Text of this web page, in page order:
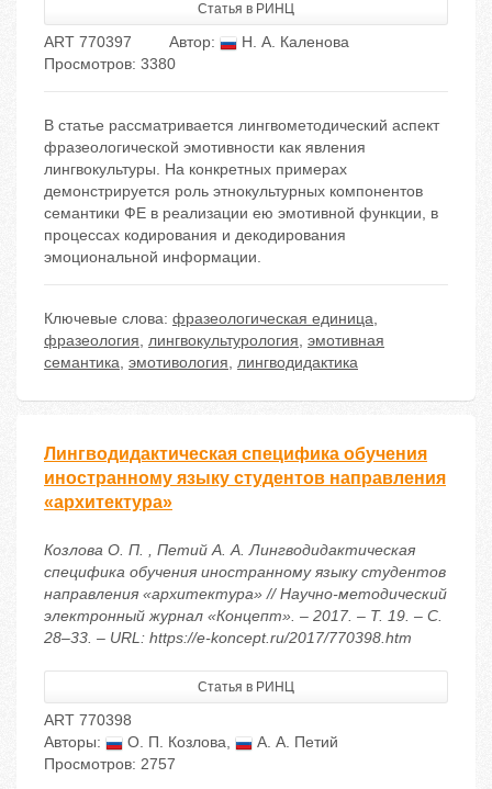
Статья в РИНЦ
ART 770397 Автор:
Н. А. Каленова
Просмотров: 3380
В статье рассматривается лингвометодический аспект
фразеологической эмотивности как явления
лингвокультуры. На конкретных примерах
демонстрируется роль этнокультурных компонентов
семантики ФЕ в реализации ею эмотивной функции, в
процессах кодирования и декодирования
эмоциональной информации.
Ключевые слова: фразеологическая единица,
фразеология, лингвокультурология, эмотивная
семантика, эмотивология, лингводидактика
Лингводидактическая специфика обучения
иностранному языку студентов направления
«архитектура»
Козлова О. П. , Петий А. А. Лингводидактическая
специфика обучения иностранному языку студентов
направления «архитектура» // Научно-методический
электронный журнал «Концепт». – 2017. – Т. 19. – С.
28–33. – URL: https://e-koncept.ru/2017/770398.htm
Статья в РИНЦ
ART 770398
Авторы:
О. П. Козлова,
А. А. Петий
Просмотров: 2757